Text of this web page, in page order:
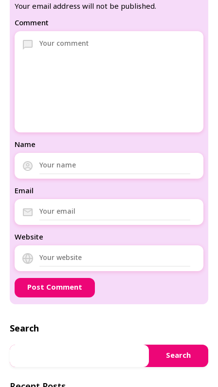
Your email address will not be published.
Comment
Name
Email
Website
Search
Search